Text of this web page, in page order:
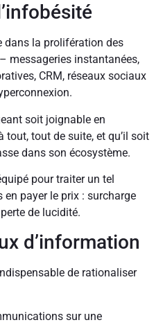
dans la prolifération des
messageries instantanées,
CRM, réseaux sociaux
soit joignable en
tout, tout de suite, et qu’il soit
dans son écosystème.
pour traiter un tel
payer le prix : surcharge
de lucidité.
d’information
de rationaliser
sur une